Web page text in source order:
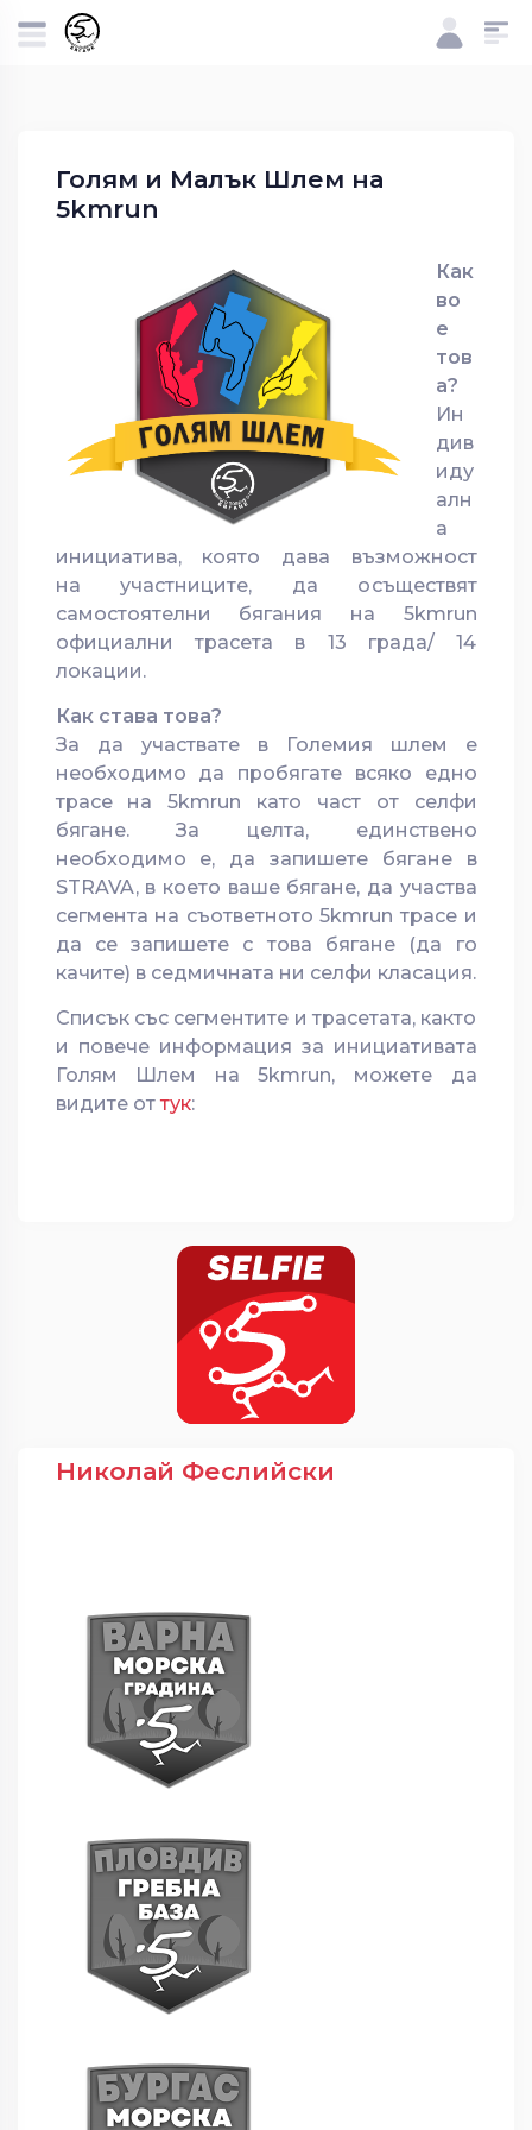
Голям и Малък Шлем на
5kmrun
Как
во
е
тов
а?
Ин
див
иду
алн
а
инициатива, която дава възможност
на участниците, да осъществят
самостоятелни бягания на 5kmrun
официални трасета в 13 града/ 14
локации.
Как става това?
За да участвате в Големия шлем е
необходимо да пробягате всяко едно
трасе на 5kmrun като част от селфи
бягане. За целта, единствено
необходимо е, да запишете бягане в
STRAVA, в което ваше бягане, да участва
сегмента на съответното 5kmrun трасе и
да се запишете с това бягане (да го
качите) в седмичната ни селфи класация.
Списък със сегментите и трасетата, както
и повече информация за инициативата
Голям Шлем на 5kmrun, можете да
видите оттук:
Николай Феслийски